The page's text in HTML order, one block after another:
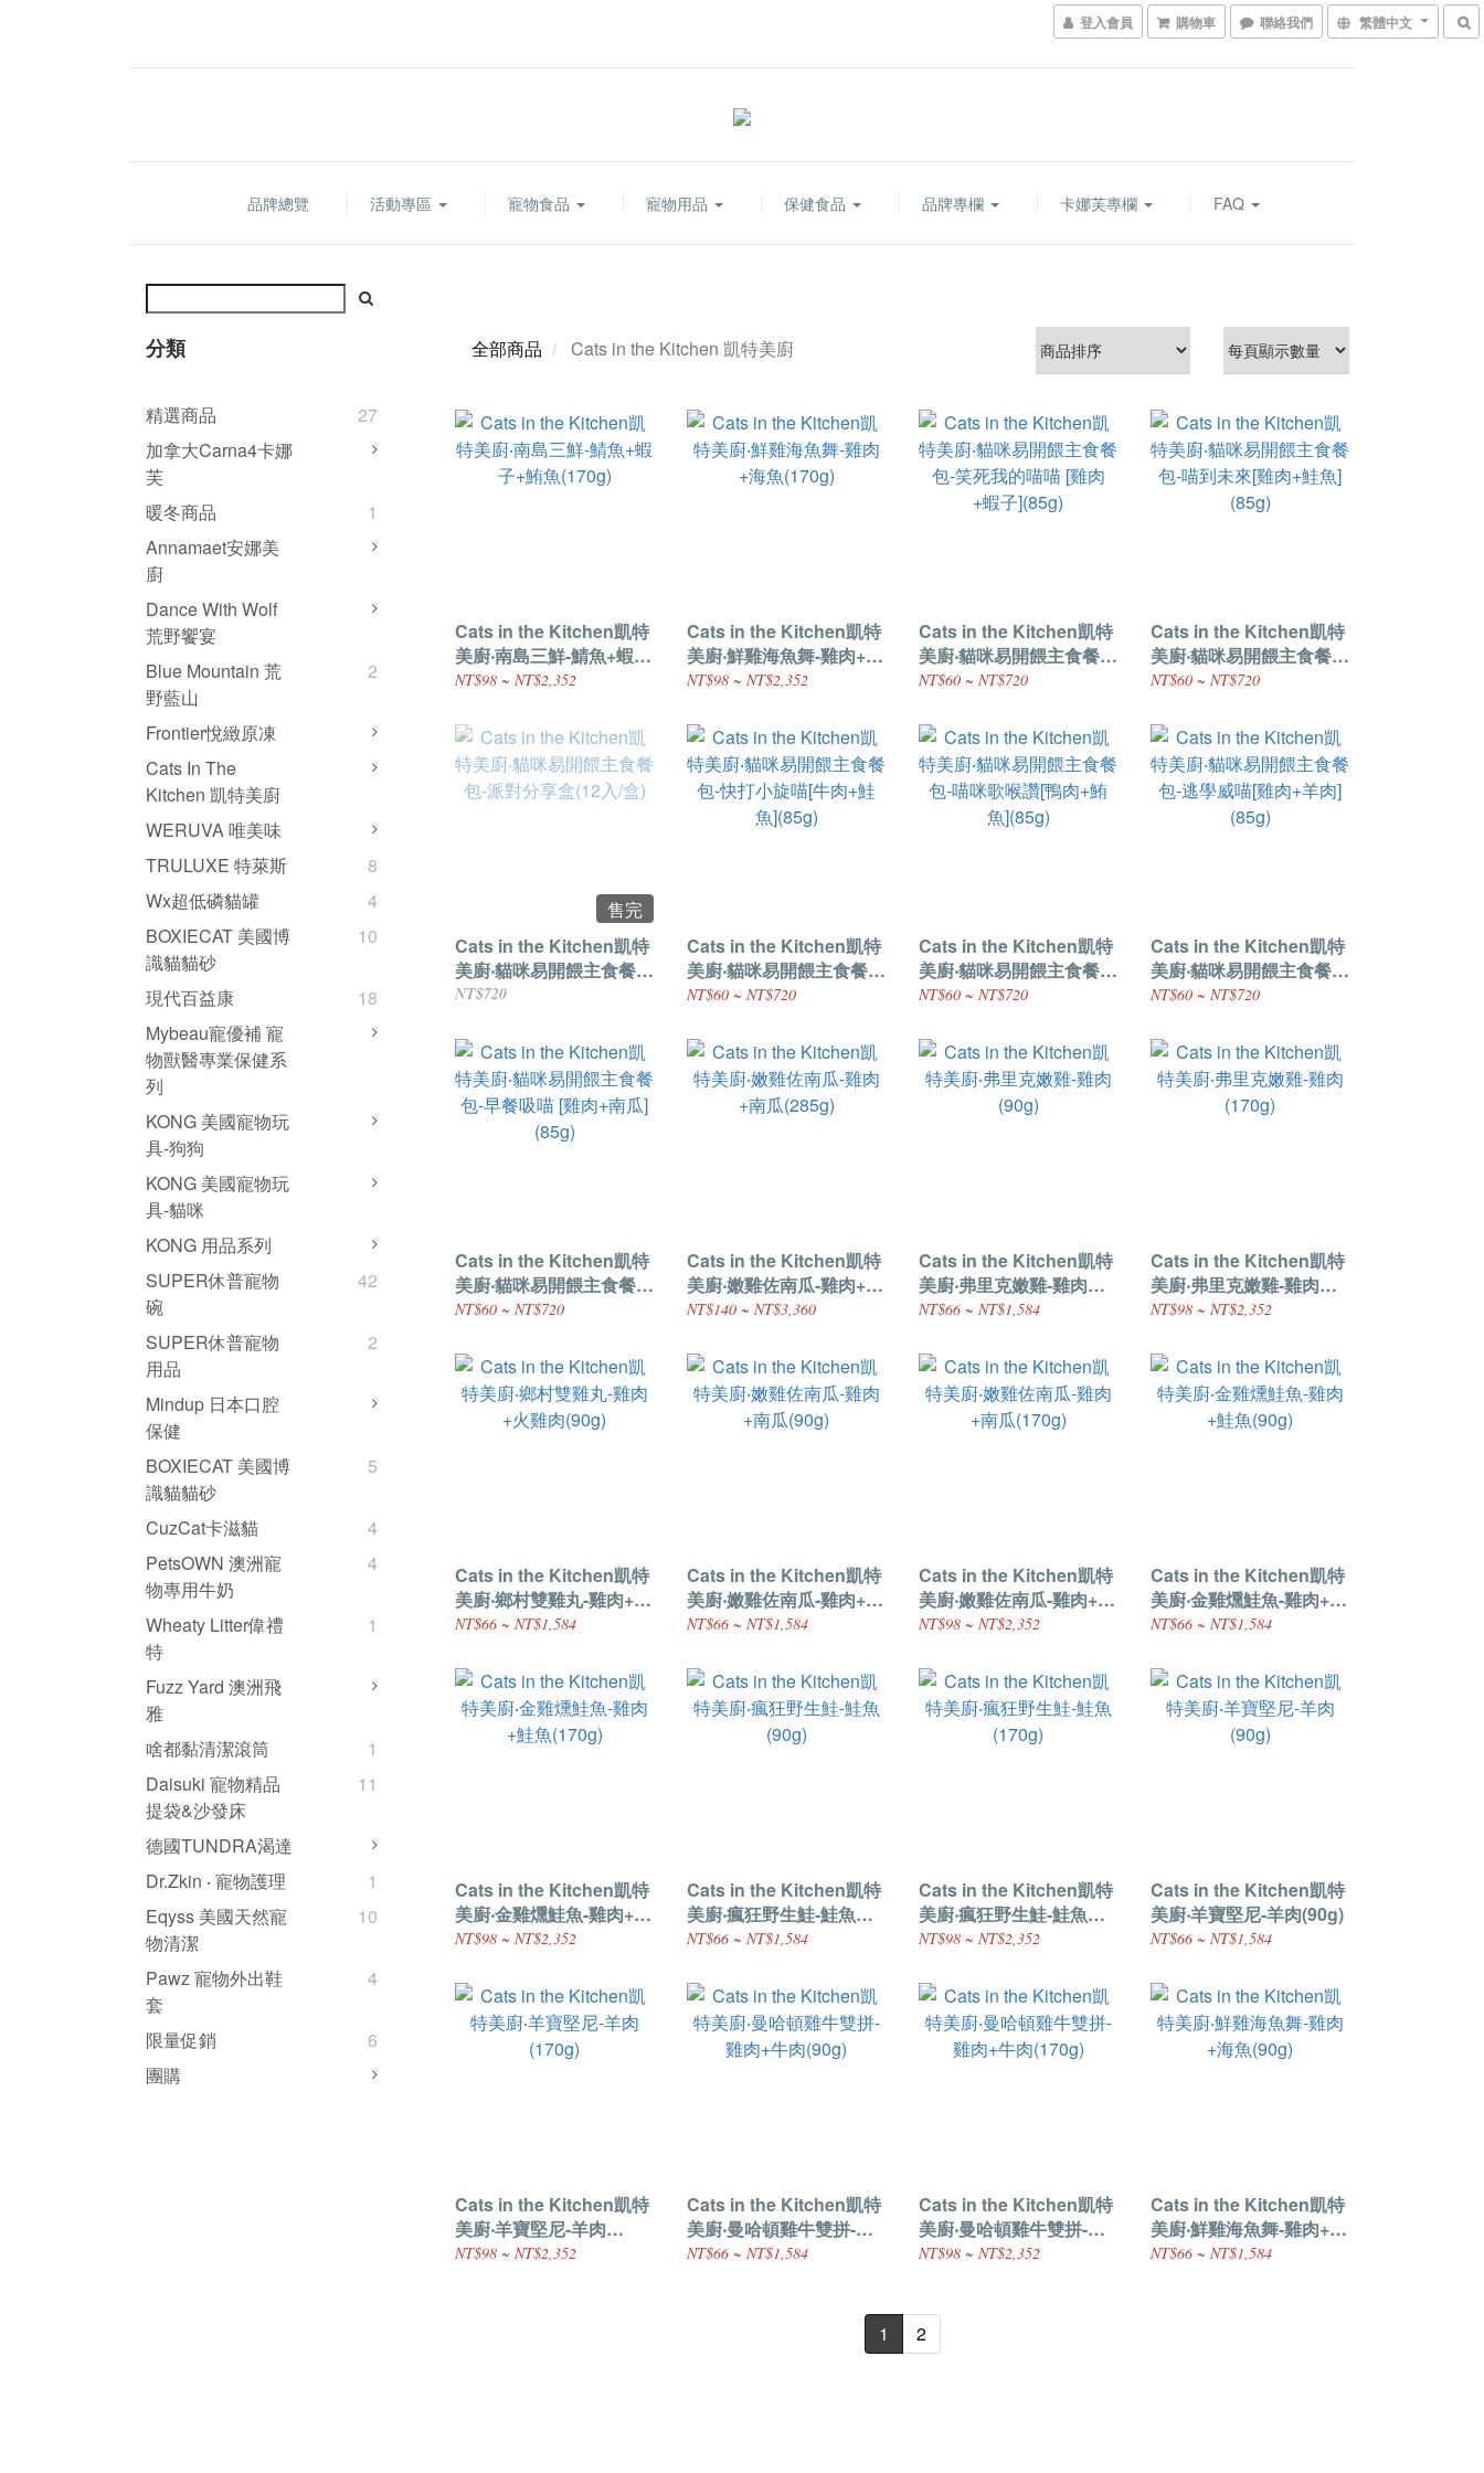
登入會員 購物車 聯絡我們 繁體中文
品牌總覽 活動專區 寵物食品 寵物用品 保健食品 品牌專欄 卡娜芙專欄 FAQ
分類
精選商品
27
加拿大Carna4卡娜
芙
暖冬商品
1
Annamaet安娜美
廚
Dance With Wolf
荒野饗宴
Blue Mountain 荒
野藍山
2
Frontier悅緻原凍
Cats In The
Kitchen 凱特美廚
WERUVA 唯美味
TRULUXE 特萊斯
8
Wx超低磷貓罐
4
BOXIECAT 美國博
識貓貓砂
10
現代百益康
18
Mybeau寵優補 寵
物獸醫專業保健系
列
KONG 美國寵物玩
具-狗狗
KONG 美國寵物玩
具-貓咪
KONG 用品系列
SUPER休普寵物
碗
42
SUPER休普寵物
用品
2
Mindup 日本口腔
保健
BOXIECAT 美國博
識貓貓砂
5
CuzCat卡滋貓
4
PetsOWN 澳洲寵
物專用牛奶
4
Wheaty Litter偉禮
特
1
Fuzz Yard 澳洲飛
雅
啥都黏清潔滾筒
1
Daisuki 寵物精品
提袋&沙發床
11
德國TUNDRA渴達
Dr.Zkin ‧ 寵物護理
1
Eqyss 美國天然寵
物清潔
10
Pawz 寵物外出鞋
套
4
限量促銷
6
團購
全部商品 Cats in the Kitchen 凱特美廚
Cats in the Kitchen凱特
美廚‧南島三鮮-鯖魚+蝦子
+鮪魚(170g)
NT$98 ~ NT$2,352
Cats in the Kitchen凱特
美廚‧鮮雞海魚舞-雞肉+海
魚(170g)
NT$98 ~ NT$2,352
Cats in the Kitchen凱特
美廚‧貓咪易開餵主食餐
包-笑死我的喵喵 [雞肉
NT$60 ~ NT$720
Cats in the Kitchen凱特
美廚‧貓咪易開餵主食餐
包-喵到未來[雞肉+鮭魚]
NT$60 ~ NT$720
售完
Cats in the Kitchen凱特
美廚‧貓咪易開餵主食餐
包-派對分享盒(12入/盒)
NT$720
Cats in the Kitchen凱特
美廚‧貓咪易開餵主食餐
包-快打小旋喵[牛肉+鮭
NT$60 ~ NT$720
Cats in the Kitchen凱特
美廚‧貓咪易開餵主食餐
包-喵咪歌喉讚[鴨肉+鮪
NT$60 ~ NT$720
Cats in the Kitchen凱特
美廚‧貓咪易開餵主食餐
包-逃學威喵[雞肉+羊肉]
NT$60 ~ NT$720
Cats in the Kitchen凱特
美廚‧貓咪易開餵主食餐
包-早餐吸喵 [雞肉+南瓜]
NT$60 ~ NT$720
Cats in the Kitchen凱特
美廚‧嫩雞佐南瓜-雞肉+南
瓜(285g)
NT$140 ~ NT$3,360
Cats in the Kitchen凱特
美廚‧弗里克嫩雞-雞肉
(90g)
NT$66 ~ NT$1,584
Cats in the Kitchen凱特
美廚‧弗里克嫩雞-雞肉
(170g)
NT$98 ~ NT$2,352
Cats in the Kitchen凱特
美廚‧鄉村雙雞丸-雞肉+火
雞肉(90g)
NT$66 ~ NT$1,584
Cats in the Kitchen凱特
美廚‧嫩雞佐南瓜-雞肉+南
瓜(90g)
NT$66 ~ NT$1,584
Cats in the Kitchen凱特
美廚‧嫩雞佐南瓜-雞肉+南
瓜(170g)
NT$98 ~ NT$2,352
Cats in the Kitchen凱特
美廚‧金雞燻鮭魚-雞肉+鮭
魚(90g)
NT$66 ~ NT$1,584
Cats in the Kitchen凱特
美廚‧金雞燻鮭魚-雞肉+鮭
魚(170g)
NT$98 ~ NT$2,352
Cats in the Kitchen凱特
美廚‧瘋狂野生鮭-鮭魚
(90g)
NT$66 ~ NT$1,584
Cats in the Kitchen凱特
美廚‧瘋狂野生鮭-鮭魚
(170g)
NT$98 ~ NT$2,352
Cats in the Kitchen凱特
美廚‧羊寶堅尼-羊肉(90g)
NT$66 ~ NT$1,584
Cats in the Kitchen凱特
美廚‧羊寶堅尼-羊肉
(170g)
NT$98 ~ NT$2,352
Cats in the Kitchen凱特
美廚‧曼哈頓雞牛雙拼-雞
肉+牛肉(90g)
NT$66 ~ NT$1,584
Cats in the Kitchen凱特
美廚‧曼哈頓雞牛雙拼-雞
肉+牛肉(170g)
NT$98 ~ NT$2,352
Cats in the Kitchen凱特
美廚‧鮮雞海魚舞-雞肉+海
魚(90g)
NT$66 ~ NT$1,584
1 2